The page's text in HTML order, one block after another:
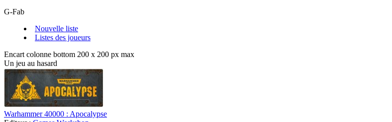
G-Fab
Nouvelle liste
Listes des joueurs
Encart colonne bottom 200 x 200 px max
Un jeu au hasard
Warhammer 40000 : Apocalypse